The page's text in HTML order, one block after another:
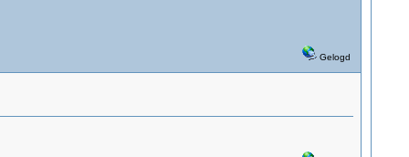
Gelogd